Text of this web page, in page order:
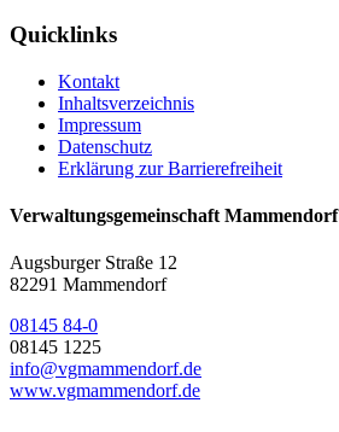
Quicklinks
Kontakt
Inhaltsverzeichnis
Impressum
Datenschutz
Erklärung zur Barrierefreiheit
Verwaltungsgemeinschaft Mammendorf
Augsburger Straße 12
82291 Mammendorf
08145 84-0
08145 1225
info@vgmammendorf.de
www.vgmammendorf.de